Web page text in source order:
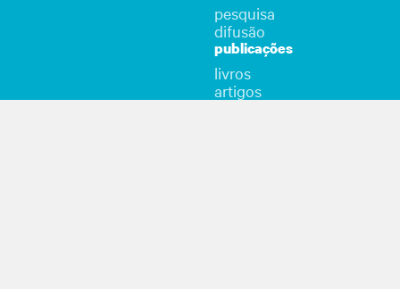
pesquisa
difusão
publicações
livros
artigos